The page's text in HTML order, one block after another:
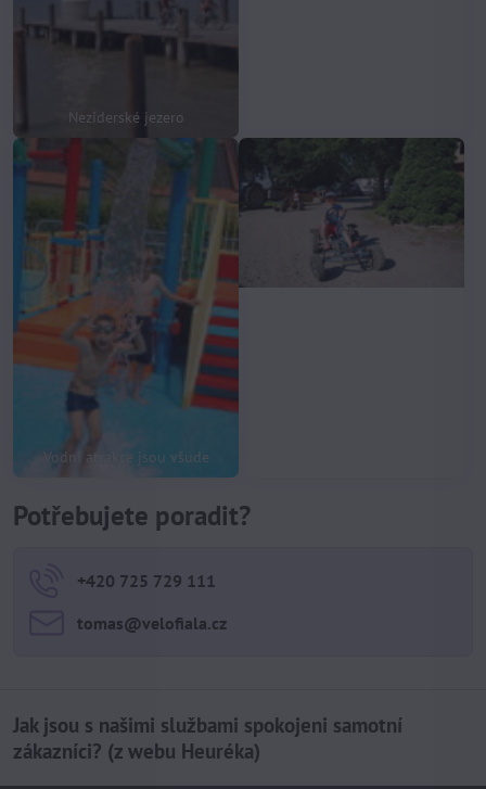
Neziderské jezero
Vodní atrakce jsou všude
Potřebujete poradit?
+420 725 729 111
tomas​@velofiala​.cz
Jak jsou s našimi službami spokojeni samotní
zákazníci? (z webu Heuréka)